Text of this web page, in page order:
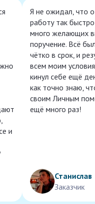
и
Я не ожидал, что
работу так
много желающих
поручение. Всё
чётко в срок, и
всем моим
кинул себе ещё
как точно знаю,
своим Личным
ещё много раз!
Станислав
Заказчик